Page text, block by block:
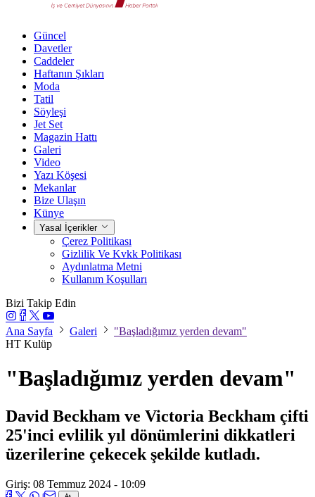
Güncel
Davetler
Caddeler
Haftanın Şıkları
Moda
Tatil
Söyleşi
Jet Set
Magazin Hattı
Galeri
Video
Yazı Köşesi
Mekanlar
Bize Ulaşın
Künye
Yasal İçerikler
Çerez Politikası
Gizlilik Ve Kvkk Politikası
Aydınlatma Metni
Kullanım Koşulları
Bizi Takip Edin
Ana Sayfa Galeri
"Başladığımız yerden devam"
HT Kulüp
"Başladığımız yerden devam"
David Beckham ve Victoria Beckham çifti
25'inci evlilik yıl dönümlerini dikkatleri
üzerilerine çekecek şekilde kutladı.
Giriş: 08 Temmuz 2024 - 10:09